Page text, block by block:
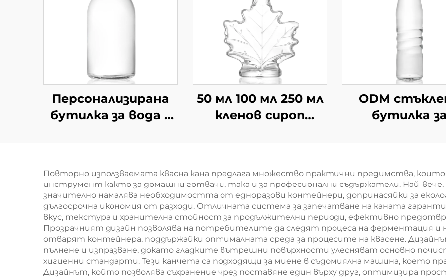
Персонализирана
бутилка за вода с
пиене
50 мл 100 мл 250 мл
кленов сироп
ODM
бутилка за
530 мл
Повторно използваемата квасна кана предлага множество практични предимства,
инструмент както за домашни готвачи, така и за професионални съдържатели. Най-
значително намалява необходимостта от едноразови контейнери, допринасяйки за
дългосрочна икономия от разходи. Отличната система за запечатване на каната
вкус, текстура и хранителна стойност за продължителни периоди, ефективно
Прозрачният дизайн позволява на потребителите да следят процеса на ферментация и
отварят контейнера, поддържайки оптималната среда за процесите на квасене.
пълнене и изпразване, докато гладките вътрешни повърхности улесняват основно
хигиенни стандарти. Тези канчета са подходящи за миене в съдомиялна машина, което
Дизайнът, който позволява съхранение чрез поставяне един върху друг, оптимизира